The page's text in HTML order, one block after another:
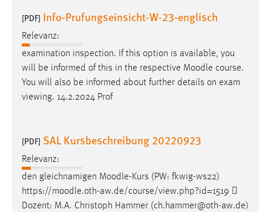
[PDF] Info-Prufungseinsicht-W-23-englisch
Relevanz:
examination inspection. If this option is available, you
will be informed of this in the respective Moodle course.
You will also be informed about further details on exam
viewing. 14.2.2024 Prof
[PDF] SAL Kursbeschreibung 20220923
Relevanz:
den gleichnamigen Moodle-Kurs (PW: fkwig-ws22)
https://moodle.oth-aw.de/course/view.php?id=1519 
Dozent: M.A. Christoph Hammer (ch.hammer@oth-aw.de)